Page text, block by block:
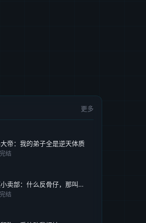
更多
帝：我的弟子全是逆天体质
结
天庭小卖部：什么反骨仔，那叫打工仔！
结